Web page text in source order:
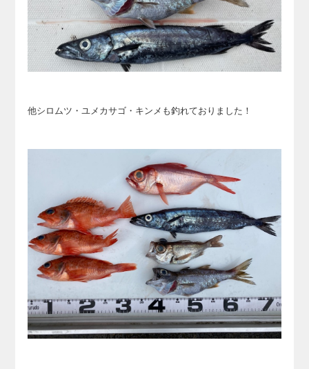
他シロムツ・ユメカサゴ・キンメも釣れておりました！